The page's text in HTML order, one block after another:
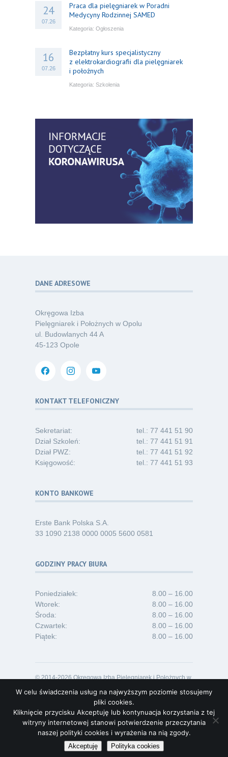
24
07.26
Praca dla pielęgniarek w Poradni
Medycyny Rodzinnej SAMED
Kategoria: Ogłoszenia
16
07.26
Bezpłatny kurs specjalistyczny
z elektrokardiografii dla pielęgniarek
i położnych
Kategoria: Szkolenia
praktyki – aktualny konsensus ekspertów
w dostępie naczyniowym
Kategoria:Szkolenia
06
Zaproszenie na Ogólnopolską
Konferencję Naukową „Terminologia
w pielęgniarstwie – komunikacja,
standaryzacja, praktyka”
06
Poza sezonem, poza schematem –
o nowym spojrzeniu na profilaktykę
03
Oferta pracy – pielęgniarka/pielęgniarz
06.26
i absolwentów pielęgniarstwa
Kategoria:Komunikaty
DANE ADRESOWE
Okręgowa Izba
Pielęgniarek i Położnych w Opolu
ul. Budowlanych 44 A
45-123 Opole
KONTAKT TELEFONICZNY
Sekretariat:
tel.: 77 441 51 90
Dział Szkoleń:
tel.: 77 441 51 91
Dział PWZ:
tel.: 77 441 51 92
Księgowość:
tel.: 77 441 51 93
KONTO BANKOWE
Erste Bank Polska S.A.
33 1090 2138 0000 0005 5600 0581
GODZINY PRACY BIURA
Poniedziałek:
8.00 – 16.00
Wtorek:
8.00 – 16.00
Środa:
8.00 – 16.00
Czwartek:
8.00 – 16.00
Piątek:
8.00 – 16.00
© 2014-2026 Okręgowa Izba Pielęgniarek i Położnych w
Projekt i realizacja:Lideon.pl
W celu świadczenia usług na najwyższym poziomie stosujemy
pliki cookies.
Kliknięcie przycisku Akceptuję lub kontynuacja korzystania z tej
witryny internetowej stanowi potwierdzenie przeczytania
naszej polityki cookies i wyrażenia na nią zgody.
Akceptuję Polityka cookies